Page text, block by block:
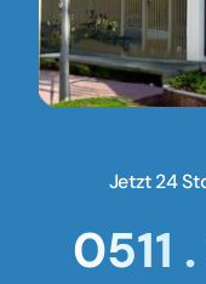
Jetzt 24
0511